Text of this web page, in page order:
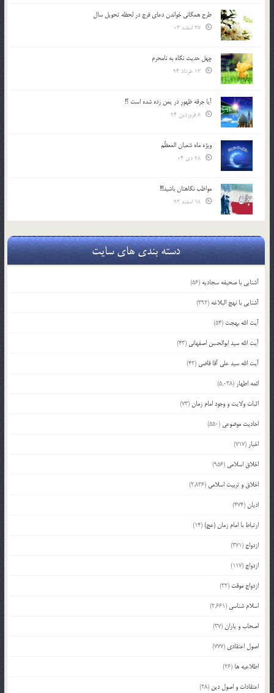
طرح همگانی خواندن دعای فرج در لحظه تحویل سال
چهل حدیث نگاه به نامحرم
آیا جرقه ظهور در یمن زده شده است ؟!
ویژه ماه شعبان المعظّم
مواظب نگاهتان باشید!!!
دسته بندی های سایت
آشنایی با صحیفه سجادیه (56)
آشنایی با نهج البلاغه (392)
آیت الله بهجت (54)
آیت الله سید ابوالحسن اصفهانی (43)
آیت الله سید علی آقا قاضی (42)
ائمه اطهار (5,038)
اثبات ولایت و وجود امام زمان(73)
احادیث موضوعی (550)
اخبار (717)
اخلاق اسلامی (956)
اخلاق و تربیت اسلامی (2,836)
ادیان(474)
ارتباط با امام زمان (عج)(14)
ازدواج (371)
ازدواج (117)
ازدواج موقت (32)
اسلام شناسی (2,661)
اصحاب و یاران(37)
اصول اعتقادی (777)
اطلاعیه ها (26)
اعتقادات و اصول دین (28)